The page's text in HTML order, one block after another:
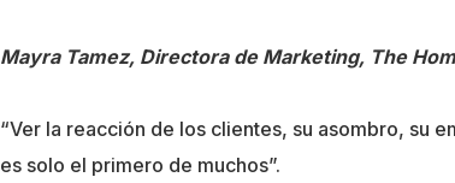
Mayra Tamez, Directora de Marketing, The
“Ver la reacción de los clientes, su asombro, su
es solo el primero de muchos”.